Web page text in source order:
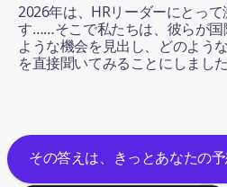
2026年は、HRリーダーにとっ
す……そこで私たちは、彼らが
ような機会を見出し、どのよう
を直接聞いてみることにしました
その答えは、きっとあなたの